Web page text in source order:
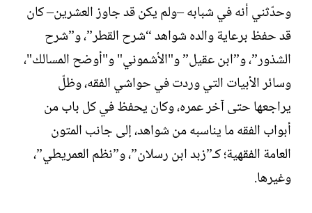
وحدّثني أنه في شبابه –ولم يكن قد جاوز العشرين– كان
قد حفظ برعاية والده شواهد “شرح القطر”، و”شرح
الشذور”، و”ابن عقيل” و"الأشموني" و"أوضح المسالك"،
وسائر الأبيات التي وردت في حواشي الفقه، وظلّ
يراجعها حتى آخر عمره، وكان يحفظ في كل باب من
أبواب الفقه ما يناسبه من شواهد، إلى جانب المتون
العامة الفقهية؛ كـ”زبد ابن رسلان”، و”نظم العمريطي”،
وغيرها.